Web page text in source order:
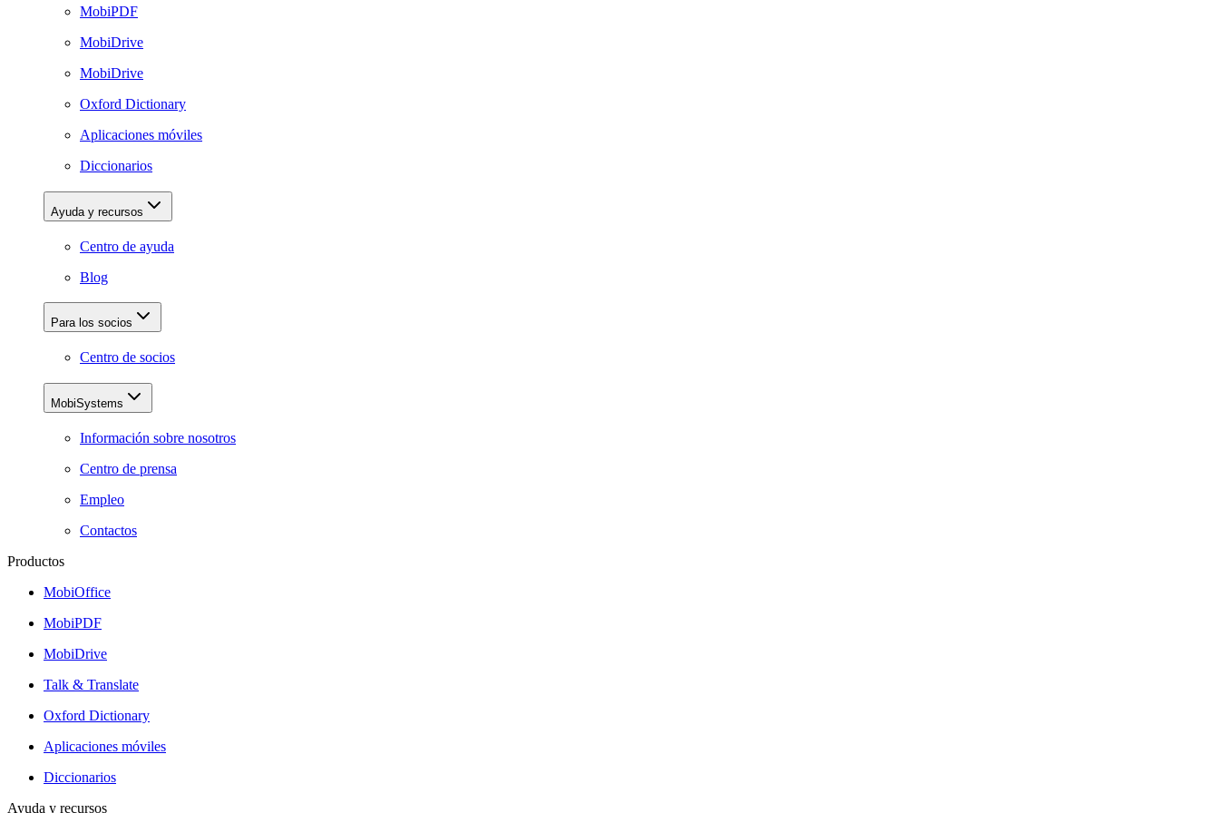
MobiPDF
MobiDrive
MobiDrive
Oxford Dictionary
Aplicaciones móviles
Diccionarios
Ayuda y recursos
Centro de ayuda
Blog
Para los socios
Centro de socios
MobiSystems
Información sobre nosotros
Centro de prensa
Empleo
Contactos
Productos
MobiOffice
MobiPDF
MobiDrive
Talk & Translate
Oxford Dictionary
Aplicaciones móviles
Diccionarios
Ayuda y recursos